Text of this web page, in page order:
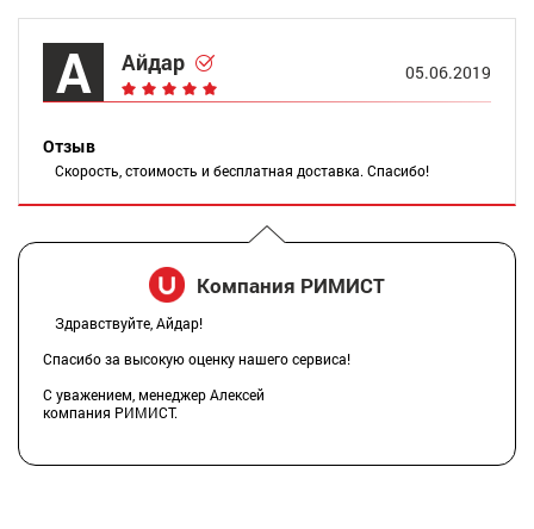
А Айдар 05.06.2019
Отзыв
Скорость, стоимость и бесплатная доставка. Спасибо!
Компания РИМИСТ
Здравствуйте, Айдар!
Спасибо за высокую оценку нашего сервиса!
С уважением, менеджер Алексей
компания РИМИСТ.